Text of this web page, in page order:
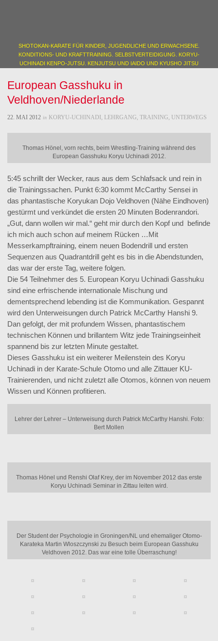
SHOTOKAN-KARATE FÜR KINDER, JUGENDLICHE UND ERWACHSENE.
KONDITIONS- UND KRAFTTRAINING. SELBSTVERTEIDIGUNG. KORYU-
UCHINADI KENPO-JUTSU. KENJUTSU UND IAIDO UND KYUSHO JITSU
European Gasshuku in
Veldhoven/Niederlande
22. MAI 2012 in KORYU-UCHINADI , LEHRGANG, TRAINING, UNTERWEGS
Thomas Hönel, vorn rechts, beim Wrestling-Training während des
European Gasshuku Koryu Uchinadi 2012.
5:45 schrillt der Wecker, raus aus dem Schlafsack und rein in
die Trainingssachen. Punkt 6:30 kommt McCarthy Sensei in
das phantastische Koryukan Dojo Veldhoven (Nähe Eindhoven)
gestürmt und verkündet die ersten 20 Minuten Bodenrandori.
„Gut, dann wollen wir mal.“ geht mir durch den Kopf und befinde
ich mich auch schon auf meinem Rücken …Mit
Messerkampftraining, einem neuen Bodendrill und ersten
Sequenzen aus Quadrantdrill geht es bis in die Abendstunden,
das war der erste Tag, weitere folgen.
Die 54 Teilnehmer des 5. European Koryu Uchinadi Gasshuku
sind eine erfrischende internationale Mischung und
dementsprechend lebending ist die Kommunikation. Gespannt
wird den Unterweisungen durch Patrick McCarthy Hanshi 9.
Dan gefolgt, der mit profundem Wissen, phantastischem
technischen Können und brillantem Witz jede Trainingseinheit
spannend bis zur letzten Minute gestaltet.
Dieses Gasshuku ist ein weiterer Meilenstein des Koryu
Uchinadi in der Karate-Schule Otomo und alle Zittauer KU-
Trainierenden, und nicht zuletzt alle Otomos, können von neuem
Wissen und Können profitieren.
Lehrer der Lehrer – Unterweisung durch Patrick McCarthy Hanshi. Foto:
Bert Mollen
Thomas Hönel und Renshi Olaf Krey, der im November 2012 das erste
Koryu Uchinadi Seminar in Zittau leiten wird.
Der Student der Psychologie in Groningen/NL und ehemaliger Otomo-
Karateka Martin Wloszczynski zu Besuch beim European Gasshuku
Veldhoven 2012. Das war eine tolle Überraschung!